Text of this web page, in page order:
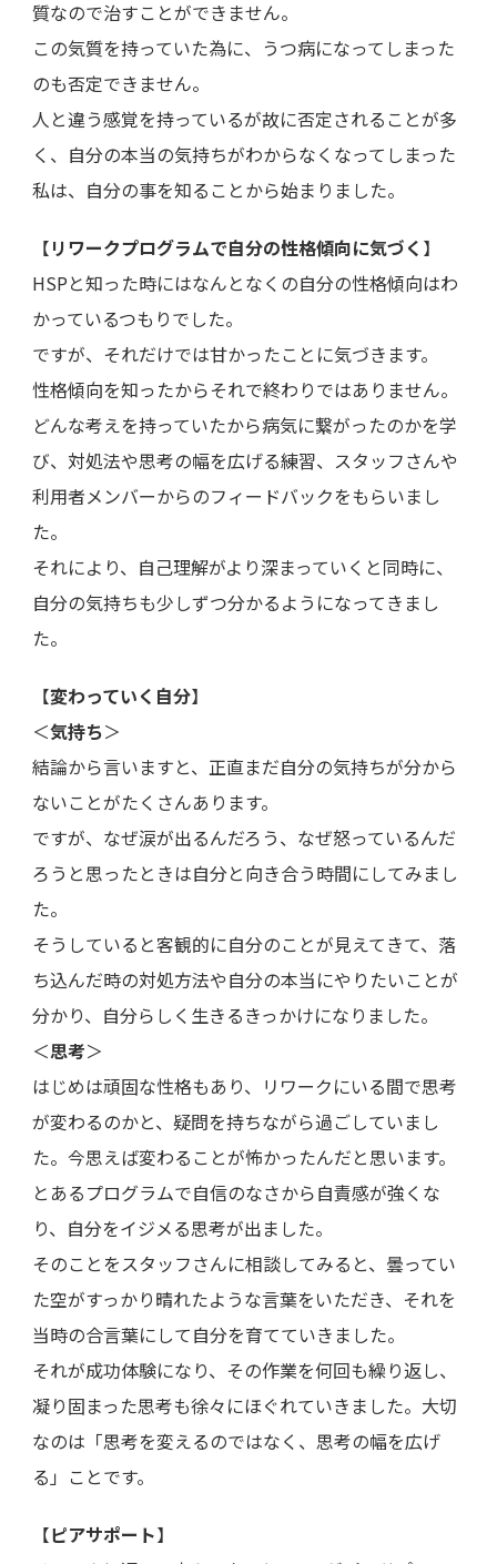
質なので治すことができません。
この気質を持っていた為に、うつ病になってしまった
のも否定できません。
人と違う感覚を持っているが故に否定されることが多
く、自分の本当の気持ちがわからなくなってしまった
私は、自分の事を知ることから始まりました。
【リワークプログラムで自分の性格傾向に気づく 】
HSPと知った時にはなんとなくの自分の性格傾向はわ
かっているつもりでした。
ですが、それだけでは甘かったことに気づきます。
性格傾向を知ったからそれで終わりではありません。
どんな考えを持っていたから病気に繋がったのかを学
び、対処法や思考の幅を広げる練習、スタッフさんや
利用者メンバーからのフィードバックをもらいまし
た。
それにより、自己理解がより深まっていくと同時に、
自分の気持ちも少しずつ分かるようになってきまし
た。
【変わっていく自分】
＜気持ち＞
結論から言いますと、正直まだ自分の気持ちが分から
ないことがたくさんあります。
ですが、なぜ涙が出るんだろう、なぜ怒っているんだ
ろうと思ったときは自分と向き合う時間にしてみまし
た。
そうしていると客観的に自分のことが見えてきて、落
ち込んだ時の対処方法や自分の本当にやりたいことが
分かり、自分らしく生きるきっかけになりました。
＜思考＞
はじめは頑固な性格もあり、リワークにいる間で思考
が変わるのかと、疑問を持ちながら過ごしていまし
た。今思えば変わることが怖かったんだと思います。
とあるプログラムで自信のなさから自責感が強くな
り、自分をイジメる思考が出ました。
そのことをスタッフさんに相談してみると、曇ってい
た空がすっかり晴れたような言葉をいただき、それを
当時の合言葉にして自分を育てていきました。
それが成功体験になり、その作業を何回も繰り返し、
凝り固まった思考も徐々にほぐれていきました。大切
なのは「思考を変えるのではなく、思考の幅を広げ
る」ことです。
【ピアサポート】